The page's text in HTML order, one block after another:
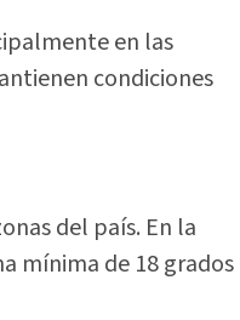
en las
condiciones
del país. En la
mínima de 18 grados